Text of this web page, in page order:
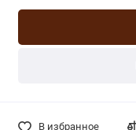
В избранное